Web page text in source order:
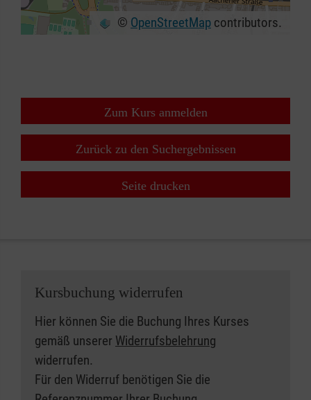
© OpenStreetMap contributors.
Zum Kurs anmelden
Zurück zu den Suchergebnissen
Seite drucken
Kursbuchung widerrufen
Hier können Sie die Buchung Ihres Kurses
gemäß unserer Widerrufsbelehrung
widerrufen.
Für den Widerruf benötigen Sie die